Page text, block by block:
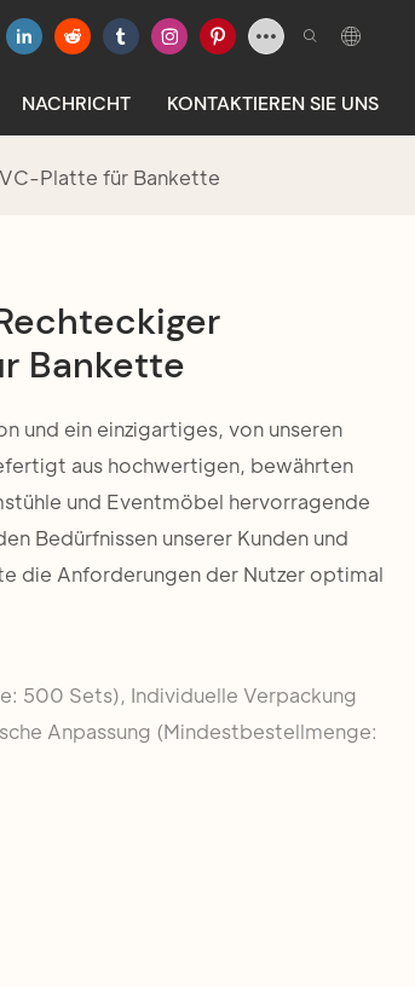
NACHRICHT KONTAKTIEREN SIE UNS
Platte für Bankette
Bankette
und ein einzigartiges, von unseren
aus hochwertigen, bewährten
und Eventmöbel hervorragende
Bedürfnissen unserer Kunden und
die Anforderungen der Nutzer optimal
500 Sets), Individuelle Verpackung
Anpassung (Mindestbestellmenge: